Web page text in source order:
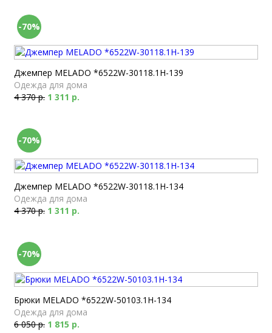
-70%
Джемпер MELADO *6522W-30118.1H-139
Одежда для дома
4 370 р. 1 311 р.
-70%
Джемпер MELADO *6522W-30118.1H-134
Одежда для дома
4 370 р. 1 311 р.
-70%
Брюки MELADO *6522W-50103.1H-134
Одежда для дома
6 050 р. 1 815 р.